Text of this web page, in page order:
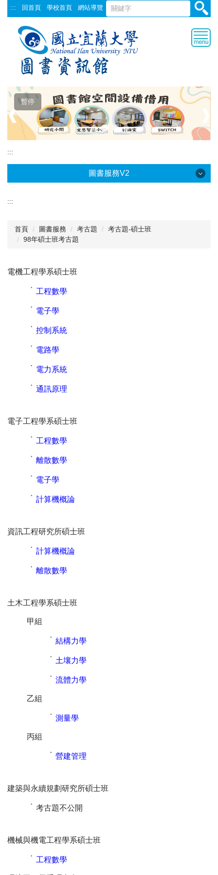
跳
到
::: 回首頁 學校首頁 網站導覽
暫停
❰
:::
圖書服務V2
閱讀與推廣
:::
首頁 圖書服務 考古題
考古題-碩士班
98年碩士班考古題
電機工程學系碩士班
˙ 工程數學
˙ 電子學
˙ 控制系統
˙ 電路學
˙ 電力系統
˙ 通訊原理
電子工程學系碩士班
˙ 工程數學
˙ 離散數學
˙ 電子學
˙ 計算機概論
資訊工程研究所碩士班
˙ 計算機概論
˙ 離散數學
土木工程學系碩士班
甲組
˙ 結構力學
˙ 土壤力學
˙ 流體力學
乙組
˙ 測量學
丙組
˙ 營建管理
建築與永續規劃研究所碩士班
˙ 考古題不公開
機械與機電工程學系碩士班
˙ 工程數學